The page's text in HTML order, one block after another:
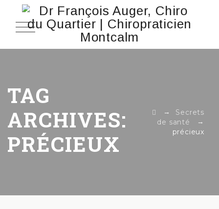
TAG
ARCHIVES:
PRÉCIEUX
→ Secrets
de santé →
précieux